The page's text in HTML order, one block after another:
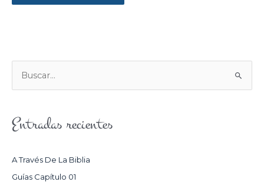
U
C
Entradas recientes
A Través De La Biblia
Guías Capítulo 01